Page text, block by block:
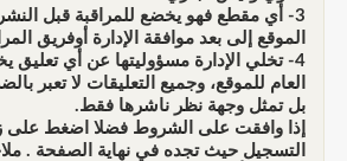
3- أي مقطع فهو يخضع للمراقبة قبل
الموقع إلى بعد موافقة الإدارة أوفريق
4- تخلي الإدارة مسؤوليتها عن أي تعليق
العام للموقع، وجميع التعليقات لا تعبر
بل تمثل وجهة نظر ناشرها فقط.
إذا وافقت على الشروط فضلا اضغط على
التسجيل حيث تجده في نهاية الصفحة .